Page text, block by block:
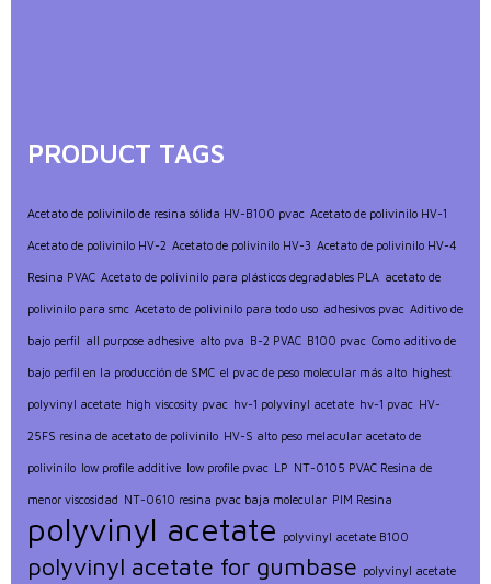
PRODUCT TAGS
Acetato de polivinilo de resina sólida HV-B100 pvac Acetato de polivinilo HV-1
Acetato de polivinilo HV-2 Acetato de polivinilo HV-3 Acetato de polivinilo HV-4
Resina PVAC Acetato de polivinilo para plásticos degradables PLA acetato de
polivinilo para smc Acetato de polivinilo para todo uso adhesivos pvac Aditivo de
bajo perfil all purpose adhesive alto pva B-2 PVAC B100 pvac Como aditivo de
bajo perfil en la producción de SMC el pvac de peso molecular más alto highest
polyvinyl acetate high viscosity pvac hv-1 polyvinyl acetate hv-1 pvac HV-
25FS resina de acetato de polivinilo HV-S alto peso melacular acetato de
polivinilo low profile additive low profile pvac LP NT-0105 PVAC Resina de
menor viscosidad NT-0610 resina pvac baja molecular PIM Resina
polyvinyl acetate polyvinyl acetate B100
polyvinyl acetate for gumbase polyvinyl acetate